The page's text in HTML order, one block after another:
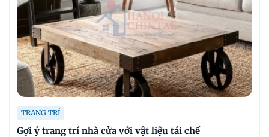
TRANG TRÍ
Gợi ý trang trí nhà cửa với vật liệu tái chế